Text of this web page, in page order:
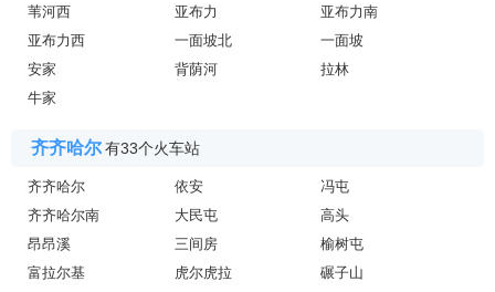
苇河西
亚布力
亚布力南
亚布力西
一面坡北
一面坡
安家
背荫河
拉林
牛家
齐齐哈尔有33个火车站
齐齐哈尔 依安
冯屯
齐齐哈尔南
大民屯
高头
昂昂溪
三间房
榆树屯
富拉尔基
虎尔虎拉
碾子山